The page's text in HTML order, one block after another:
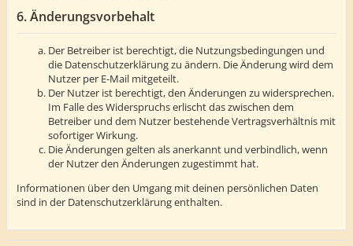
6. Änderungsvorbehalt
Der Betreiber ist berechtigt, die Nutzungsbedingungen und
die Datenschutzerklärung zu ändern. Die Änderung wird dem
Nutzer per E-Mail mitgeteilt.
Der Nutzer ist berechtigt, den Änderungen zu widersprechen.
Im Falle des Widerspruchs erlischt das zwischen dem
Betreiber und dem Nutzer bestehende Vertragsverhältnis mit
sofortiger Wirkung.
Die Änderungen gelten als anerkannt und verbindlich, wenn
der Nutzer den Änderungen zugestimmt hat.
Informationen über den Umgang mit deinen persönlichen Daten
sind in der Datenschutzerklärung enthalten.